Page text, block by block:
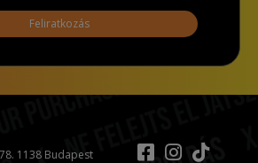
Feliratkozás
1138 Budapest